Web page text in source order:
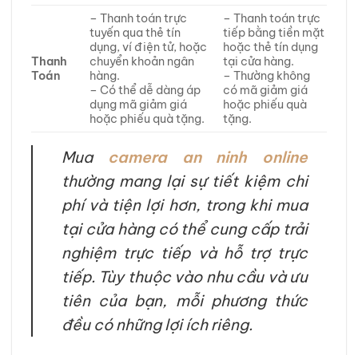
Thanh
Toán
– Thanh toán trực
tuyến qua thẻ tín
dụng, ví điện tử, hoặc
chuyển khoản ngân
hàng.
– Có thể dễ dàng áp
dụng mã giảm giá
hoặc phiếu quà tặng.
– Thanh toán trực
tiếp bằng tiền mặt
hoặc thẻ tín dụng
tại cửa hàng.
– Thường không
có mã giảm giá
hoặc phiếu quà
tặng.
Mua camera an ninh online
thường mang lại sự tiết kiệm chi
phí và tiện lợi hơn, trong khi mua
tại cửa hàng có thể cung cấp trải
nghiệm trực tiếp và hỗ trợ trực
tiếp. Tùy thuộc vào nhu cầu và ưu
tiên của bạn, mỗi phương thức
đều có những lợi ích riêng.